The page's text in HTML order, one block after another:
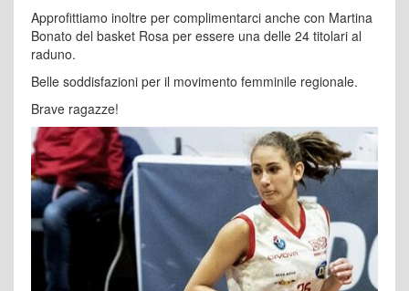
Approfittiamo inoltre per complimentarci anche con Martina
Bonato del basket Rosa per essere una delle 24 titolari al
raduno.
Belle soddisfazioni per il movimento femminile regionale.
Brave ragazze!